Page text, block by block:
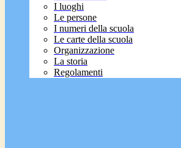
I luoghi
Le persone
I numeri della scuola
Le carte della scuola
Organizzazione
La storia
Regolamenti